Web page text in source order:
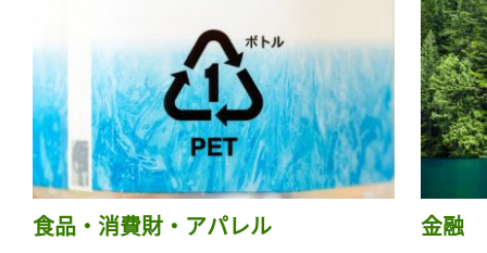
食品・消費財・アパレル 金融